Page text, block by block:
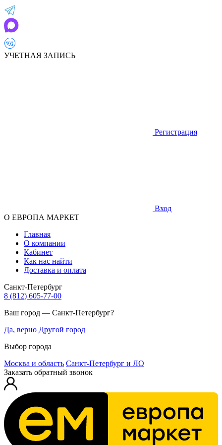
УЧЕТНАЯ ЗАПИСЬ
Регистрация
Вход
О ЕВРОПА МАРКЕТ
Главная
О компании
Кабинет
Как нас найти
Доставка и оплата
Санкт-Петербург
8 (812) 605-77-00
Ваш город — Санкт-Петербург?
Да, верно Другой город
Выбор города
Москва и область Санкт-Петербург и ЛО
Заказать обратный звонок